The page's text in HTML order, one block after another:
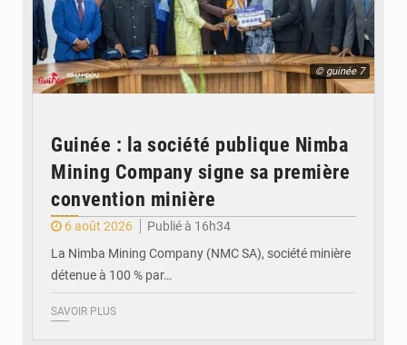
© guinée 7
Guinée : la société publique Nimba
Mining Company signe sa première
convention minière
6 août 2026
Publié à 16h34
La Nimba Mining Company (NMC SA), société minière
détenue à 100 % par…
SAVOIR PLUS